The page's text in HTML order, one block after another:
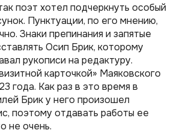
поэт хотел подчеркнуть особый
Пунктуации, по его мнению,
Знаки препинания и запятые
Осип Брик, которому
рукописи на редактуру.
карточкой» Маяковского
года. Как раз в это время в
Брик у него произошел
поэтому отдавать работы ее
не очень.